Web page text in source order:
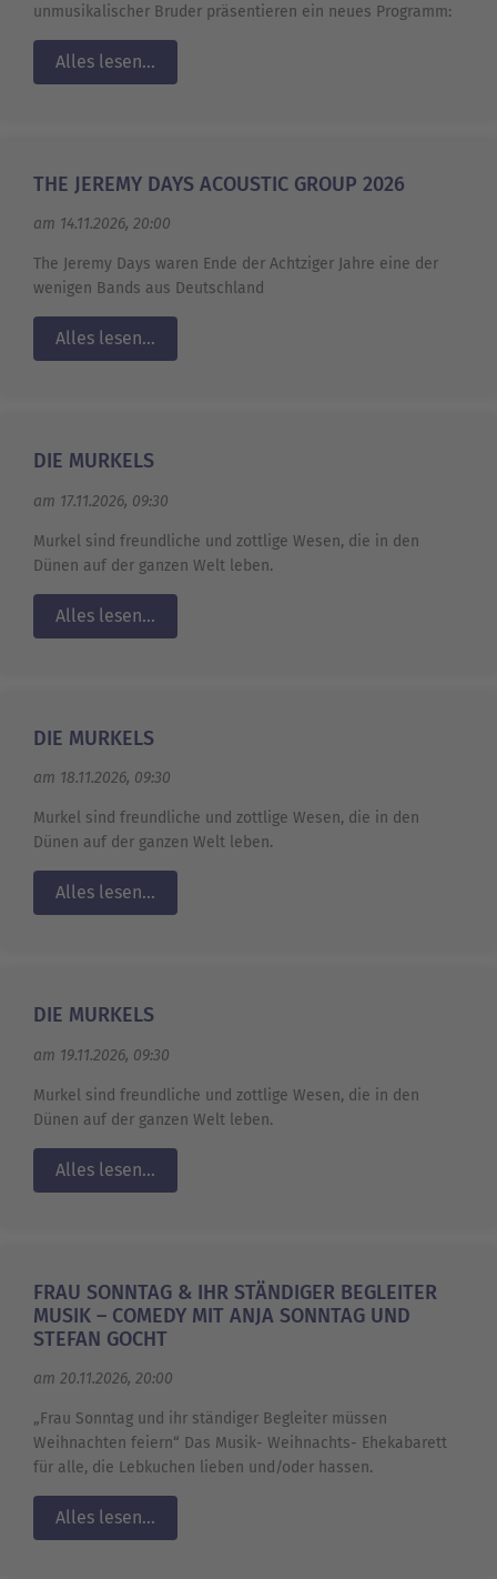
unmusikalischer Bruder präsentieren ein neues Programm:
Alles lesen...
THE JEREMY DAYS ACOUSTIC GROUP 2026
am 14.11.2026, 20:00
The Jeremy Days waren Ende der Achtziger Jahre eine der
wenigen Bands aus Deutschland
Alles lesen...
DIE MURKELS
am 17.11.2026, 09:30
Murkel sind freundliche und zottlige Wesen, die in den
Dünen auf der ganzen Welt leben.
Alles lesen...
DIE MURKELS
am 18.11.2026, 09:30
Murkel sind freundliche und zottlige Wesen, die in den
Dünen auf der ganzen Welt leben.
Alles lesen...
DIE MURKELS
am 19.11.2026, 09:30
Murkel sind freundliche und zottlige Wesen, die in den
Dünen auf der ganzen Welt leben.
Alles lesen...
FRAU SONNTAG & IHR STÄNDIGER BEGLEITER
MUSIK – COMEDY MIT ANJA SONNTAG UND
STEFAN GOCHT
am 20.11.2026, 20:00
„Frau Sonntag und ihr ständiger Begleiter müssen
Weihnachten feiern“ Das Musik- Weihnachts- Ehekabarett
für alle, die Lebkuchen lieben und/oder hassen.
Alles lesen...